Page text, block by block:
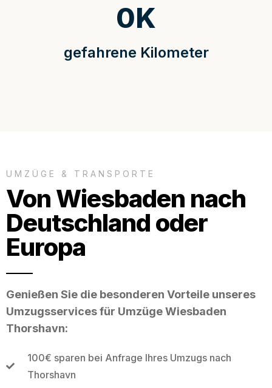
gefahrene Kilometer
0K
UMZÜGE & TRANSPORTE
Von Wiesbaden nach
Deutschland oder
Europa
Genießen Sie die besonderen Vorteile unseres
Umzugsservices für Umzüge Wiesbaden
Thorshavn:
100€ sparen bei Anfrage Ihres Umzugs nach
Thorshavn